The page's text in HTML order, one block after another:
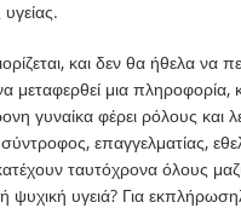
υγείας.
, και δεν θα ήθελα να
μεταφερθεί μια πληροφορία,
γυναίκα φέρειρόλους και
σύντροφος, επαγγελματίας,
ουνταυτόχρονα όλους
ψυχική υγειά? Για εκπλήρωση